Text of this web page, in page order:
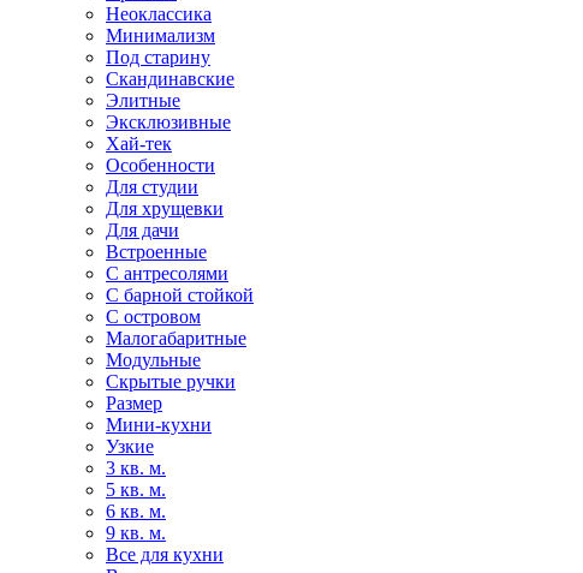
Неоклассика
Минимализм
Под старину
Скандинавские
Элитные
Эксклюзивные
Хай-тек
Особенности
Для студии
Для хрущевки
Для дачи
Встроенные
С антресолями
С барной стойкой
С островом
Малогабаритные
Модульные
Скрытые ручки
Размер
Мини-кухни
Узкие
3 кв. м.
5 кв. м.
6 кв. м.
9 кв. м.
Все для кухни